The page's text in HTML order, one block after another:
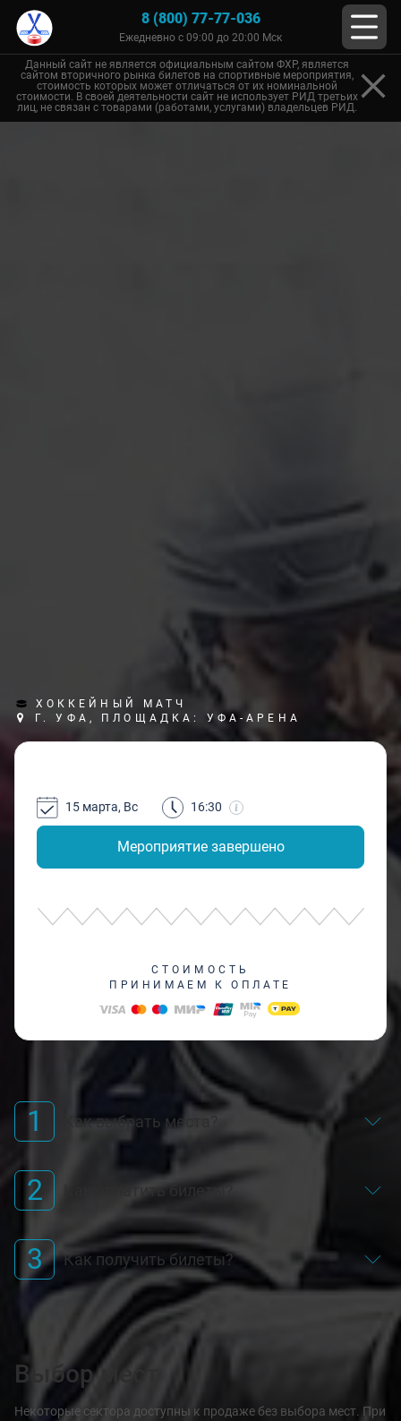
8 (800) 77-77-036
Ежедневно с 09:00 до 20:00 Мск
Данный сайт не является официальным сайтом ФХР, является
сайтом вторичного рынка билетов на спортивные мероприятия,
стоимость которых может отличаться от их номинальной
стоимости. В своей деятельности сайт не использует РИД третьих
лиц, не связан с товарами (работами, услугами) владельцев РИД.
ХОККЕЙНЫЙ МАТЧ
Г. УФА, ПЛОЩАДКА: УФА-АРЕНА
Мероприятие завершено
15 марта, Вс 16:30
СТОИМОСТЬ
ПРИНИМАЕМ К ОПЛАТЕ
1 Как выбрать места?
2 Как оплатить билеты?
3 Как получить билеты?
Выбор мест
Некоторые сектора доступны к продаже без выбора мест. При